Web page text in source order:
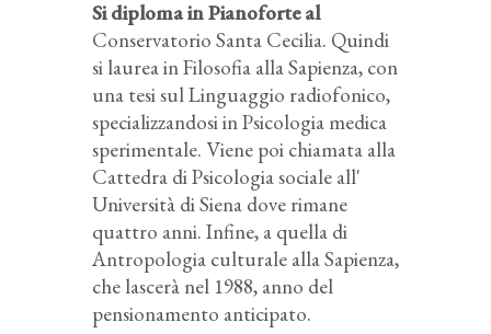
Si diploma in Pianoforte al
Conservatorio Santa Cecilia. Quindi
si laurea in Filosofia alla Sapienza, con
una tesi sul Linguaggio radiofonico,
specializzandosi in Psicologia medica
sperimentale. Viene poi chiamata alla
Cattedra di Psicologia sociale all'
Università di Siena dove rimane
quattro anni. Infine, a quella di
Antropologia culturale alla Sapienza,
che lascerà nel 1988, anno del
pensionamento anticipato.